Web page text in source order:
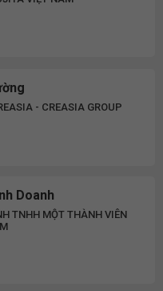
- CREASIA GROUP
Doanh
TNHH MỘT THÀNH VIÊN